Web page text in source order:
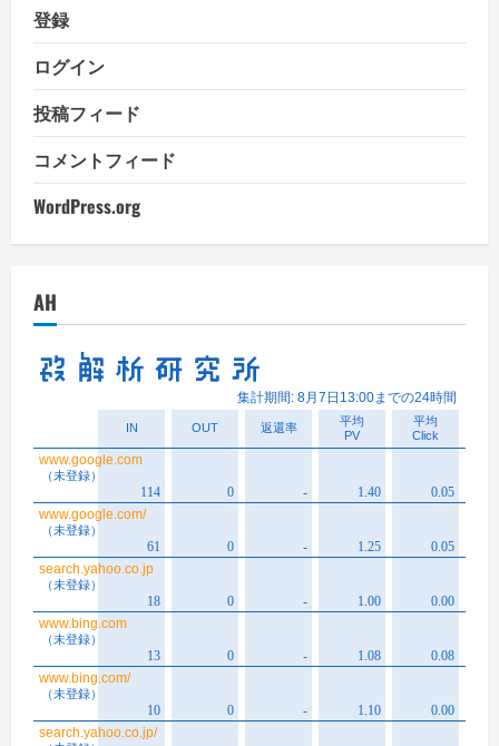
登録
ログイン
投稿フィード
コメントフィード
WordPress.org
AH